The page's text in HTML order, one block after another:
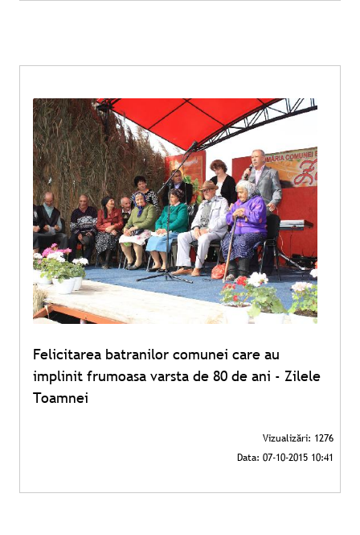
Felicitarea batranilor comunei care au
implinit frumoasa varsta de 80 de ani - Zilele
Toamnei